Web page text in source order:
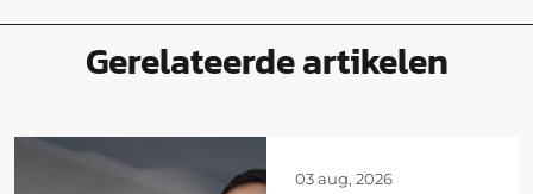
Gerelateerde artikelen
03 aug, 2026